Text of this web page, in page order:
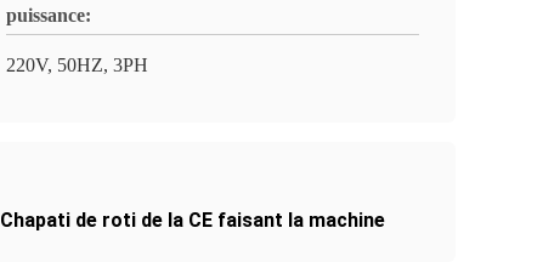
puissance:
220V, 50HZ, 3PH
Chapati de roti de la CE faisant la machine